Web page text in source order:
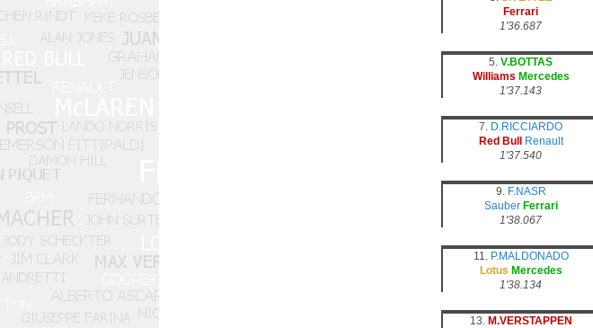
Ferrari
1'36.687
5. V.BOTTAS
Williams Mercedes
1'37.143
7. D.RICCIARDO
Red Bull
Renault
1'37.540
9. F.NASR
Sauber Ferrari
1'38.067
11. P.MALDONADO
Lotus Mercedes
1'38.134
13. M.VERSTAPPEN